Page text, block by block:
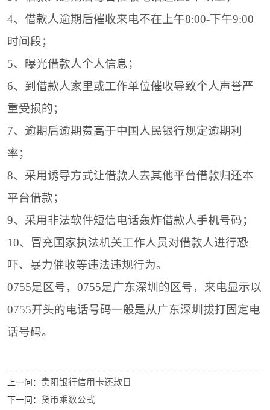
4、借款人逾期后催收来电不在上午8:00-下午9:00
时间段；
5、曝光借款人个人信息；
6、到借款人家里或工作单位催收导致个人声誉严
重受损的；
7、逾期后逾期费高于中国人民银行规定逾期利
率；
8、采用诱导方式让借款人去其他平台借款归还本
平台借款；
9、采用非法软件短信电话轰炸借款人手机号码；
10、冒充国家执法机关工作人员对借款人进行恐
吓、暴力催收等违法违规行为。
0755是区号，0755是广东深圳的区号，来电显示以
0755开头的电话号码一般是从广东深圳拔打固定电
话号码。
上一问： 贵阳银行信用卡还款日
下一问： 货币乘数公式